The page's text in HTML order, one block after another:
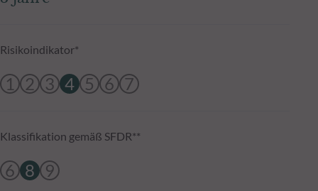
Risikoindikator*
1 2 3 4 5 6 7
Klassifikation gemäß SFDR**
6 8 9